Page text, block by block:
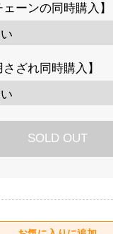
ェーンの同時購入】
さざれ同時購入】
SOLD OUT